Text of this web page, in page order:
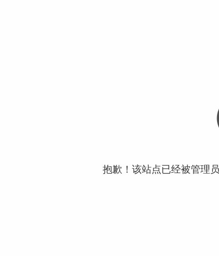
抱歉！该站点已经被管理